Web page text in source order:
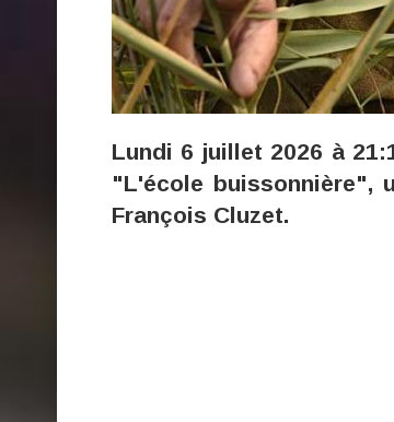
Lundi 6 juillet 2026 à
"L'école buissonnière",
François Cluzet.